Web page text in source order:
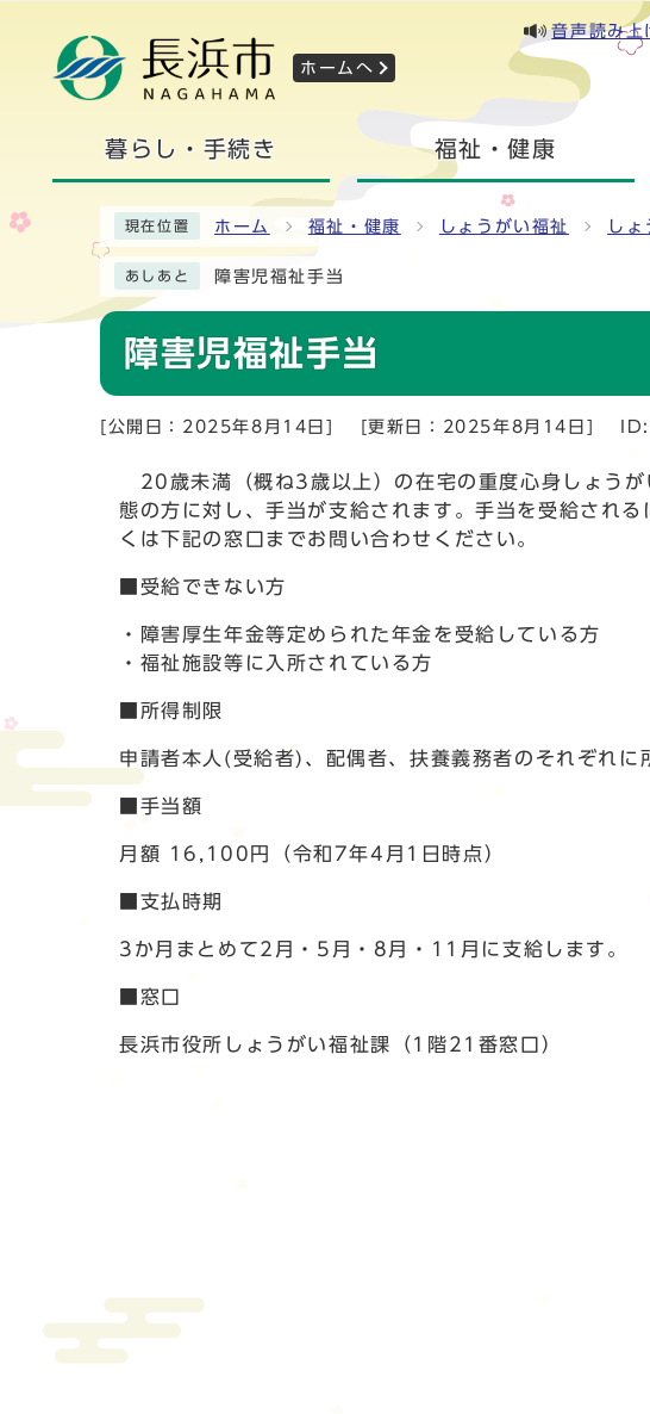
ホームへ
音声読み上
暮らし・手続き 福祉・健康
現在位置 ホーム 福祉・健康 しょうがい福祉 し
あしあと 障害児福祉手当
障害児福祉手当
[公開日：2025年8月14日] [更新日：2025年8月14日]
20歳未満（概ね3歳以上）の在宅の重度心身しょうが
態の方に対し、手当が支給されます。手当を受給され
くは下記の窓口までお問い合わせください。
■受給できない方
・障害厚生年金等定められた年金を受給している方
・福祉施設等に入所されている方
■所得制限
申請者本人(受給者)、配偶者、扶養義務者のそれぞれに
■手当額
月額 16,100円（令和7年4月1日時点）
■支払時期
3か月まとめて2月・5月・8月・11月に支給します。
■窓口
長浜市役所しょうがい福祉課（1階21番窓口）